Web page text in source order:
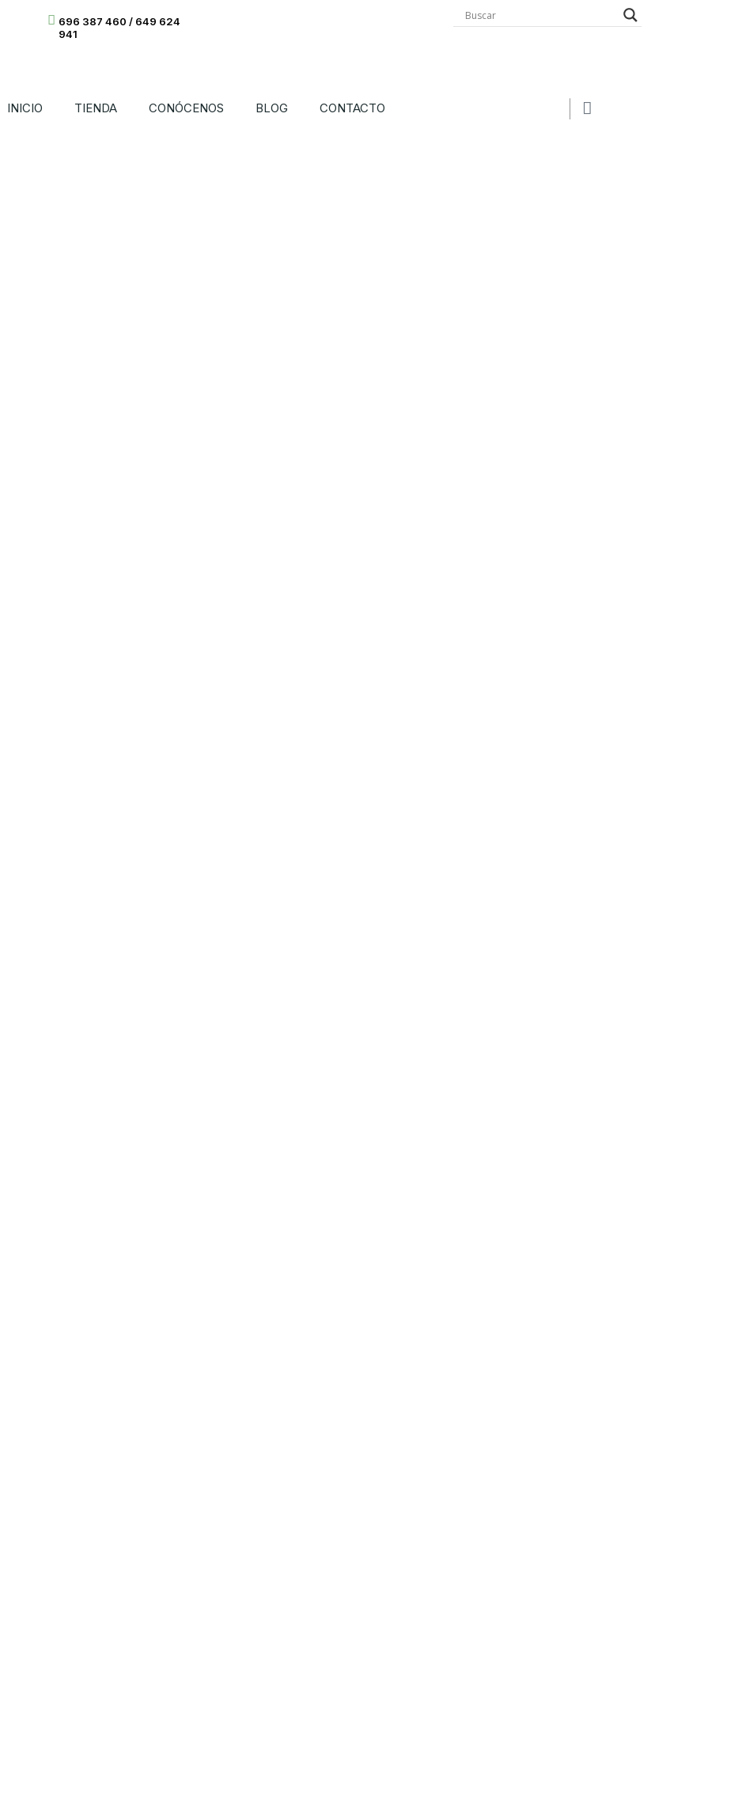
696 387 460 / 649 624
941
INICIO TIENDA CONÓCENOS BLOG CONTACTO